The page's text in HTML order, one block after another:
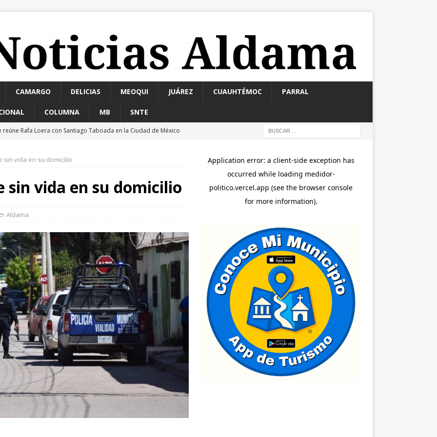
CAMARGO DELICIAS MEOQUI JUÁREZ CUAUHTÉMOC PARRAL
COLUMNA MB SNTE
Policía Rural operativo preventivo en Majalca durante las
lluvias, viento y clima cálido este fin de semana en el estado
Bonilla visita Rubio, Cuauhtémoc: liderazgos del sector
proceso del Presupuesto Participativo 2027 con la fase de
ESTATAL
en Aldama dos vehículos y armas; uno utilizado para
reúne Rafa Loera con Santiago Taboada en la Ciudad de México
sin vida en su domicilio
sin vida en su domicilio
Aldama